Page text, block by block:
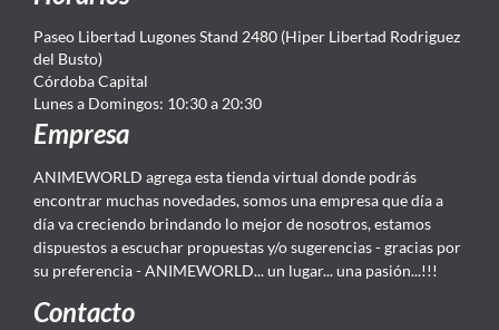
Paseo Libertad Lugones Stand 2480 (Hiper Libertad Rodriguez
del Busto)
Córdoba Capital
Lunes a Domingos: 10:30 a 20:30
Empresa
ANIMEWORLD agrega esta tienda virtual donde podrás
encontrar muchas novedades, somos una empresa que día a
día va creciendo brindando lo mejor de nosotros, estamos
dispuestos a escuchar propuestas y/o sugerencias - gracias por
su preferencia - ANIMEWORLD... un lugar... una pasión...!!!
Contacto